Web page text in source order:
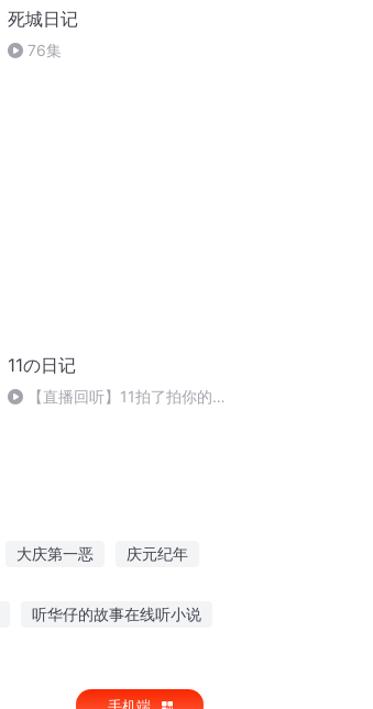
死城日记
76集
11の日记
【直播回听】11拍了拍你的手
大庆第一恶 庆元纪年
听华仔的故事在线听小说